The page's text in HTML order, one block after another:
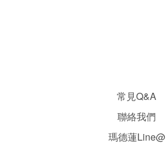
常見Q&A
聯絡我們
瑪德蓮Line@